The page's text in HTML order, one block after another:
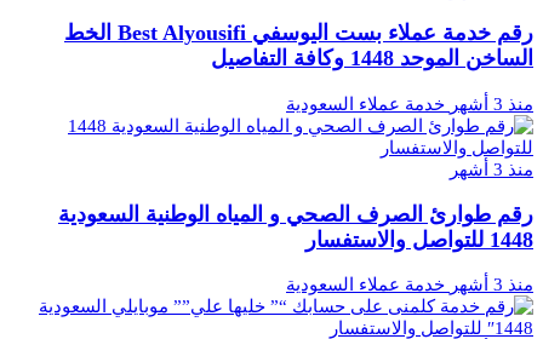
رقم خدمة عملاء بست اليوسفي Best Alyousifi الخط
الساخن الموحد 1448 وكافة التفاصيل
منذ 3 أشهر خدمة عملاء السعودية
منذ 3 أشهر
رقم طوارئ الصرف الصحي و المياه الوطنية السعودية
1448 للتواصل والاستفسار
منذ 3 أشهر خدمة عملاء السعودية